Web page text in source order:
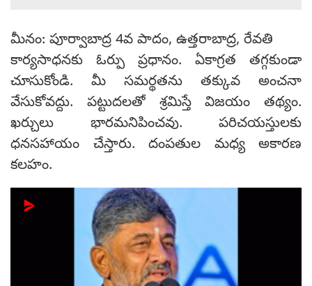
మీనం: పూర్వాబాద్ర 4వ పాదం, ఉత్తరాబాద్ర, రేవతి
కార్యసాధనకు ఓర్పు ప్రధానం. ఏకాగ్రత తగ్గకుండా
చూసుకోండి. మీ సమర్థతను తక్కువ అంచనా
వేసుకోవద్దు. పట్టుదలతో శ్రమిస్తే విజయం తథ్యం.
ఖర్చులు భారమనిపించవు. పరిచయస్తులకు
ధనసహాయం చేస్తారు. దంపతుల మధ్య అకారణ
కలహం.